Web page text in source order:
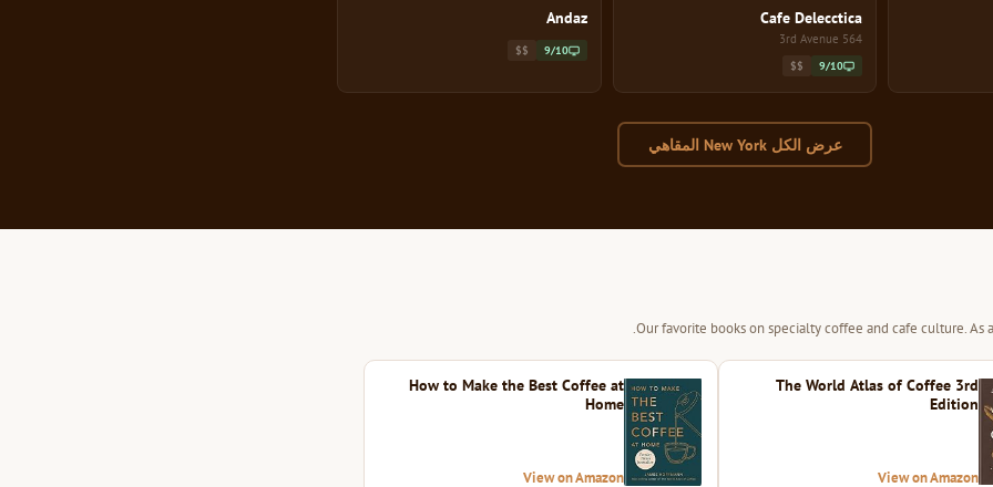
Cafe Delecctica
564 3rd Avenue
9/10
$$
Andaz
9/10
$$
عرض الكل New York المقاهي
Our favorite books on specialty coffee and cafe culture. As
The World Atlas of Coffee 3rd
Edition
View on Amazon
How to Make the Best Coffee at
Home
View on Amazon